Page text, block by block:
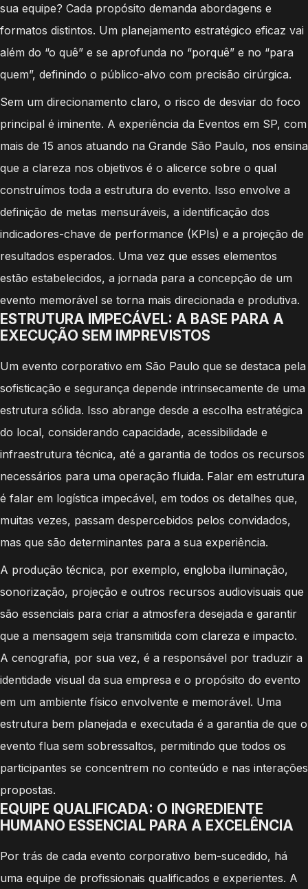
sua equipe? Cada propósito demanda abordagens e
formatos distintos. Um planejamento estratégico eficaz vai
além do “o quê” e se aprofunda no “porquê” e no “para
quem”, definindo o público-alvo com precisão cirúrgica.
Sem um direcionamento claro, o risco de desviar do foco
principal é iminente. A experiência da Eventos em SP, com
mais de 15 anos atuando na Grande São Paulo, nos ensina
que a clareza nos objetivos é o alicerce sobre o qual
construímos toda a estrutura do evento. Isso envolve a
definição de metas mensuráveis, a identificação dos
indicadores-chave de performance (KPIs) e a projeção de
resultados esperados. Uma vez que esses elementos
estão estabelecidos, a jornada para a concepção de um
evento memorável se torna mais direcionada e produtiva.
ESTRUTURA IMPECÁVEL: A BASE PARA A
EXECUÇÃO SEM IMPREVISTOS
Um evento corporativo em São Paulo que se destaca pela
sofisticação e segurança depende intrinsecamente de uma
estrutura sólida. Isso abrange desde a escolha estratégica
do local, considerando capacidade, acessibilidade e
infraestrutura técnica, até a garantia de todos os recursos
necessários para uma operação fluida. Falar em estrutura
é falar em logística impecável, em todos os detalhes que,
muitas vezes, passam despercebidos pelos convidados,
mas que são determinantes para a sua experiência.
A produção técnica, por exemplo, engloba iluminação,
sonorização, projeção e outros recursos audiovisuais que
são essenciais para criar a atmosfera desejada e garantir
que a mensagem seja transmitida com clareza e impacto.
A cenografia, por sua vez, é a responsável por traduzir a
identidade visual da sua empresa e o propósito do evento
em um ambiente físico envolvente e memorável. Uma
estrutura bem planejada e executada é a garantia de que o
evento flua sem sobressaltos, permitindo que todos os
participantes se concentrem no conteúdo e nas interações
propostas.
EQUIPE QUALIFICADA: O INGREDIENTE
HUMANO ESSENCIAL PARA A EXCELÊNCIA
Por trás de cada evento corporativo bem-sucedido, há
uma equipe de profissionais qualificados e experientes. A